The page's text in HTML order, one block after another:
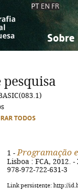
PT EN FR
Sobre
Ciências
Ciências
pesquisa
TODOS
1 - Programação
Lisboa : FCA, 2012.
978-972-722-631-3
Link persistente: http://